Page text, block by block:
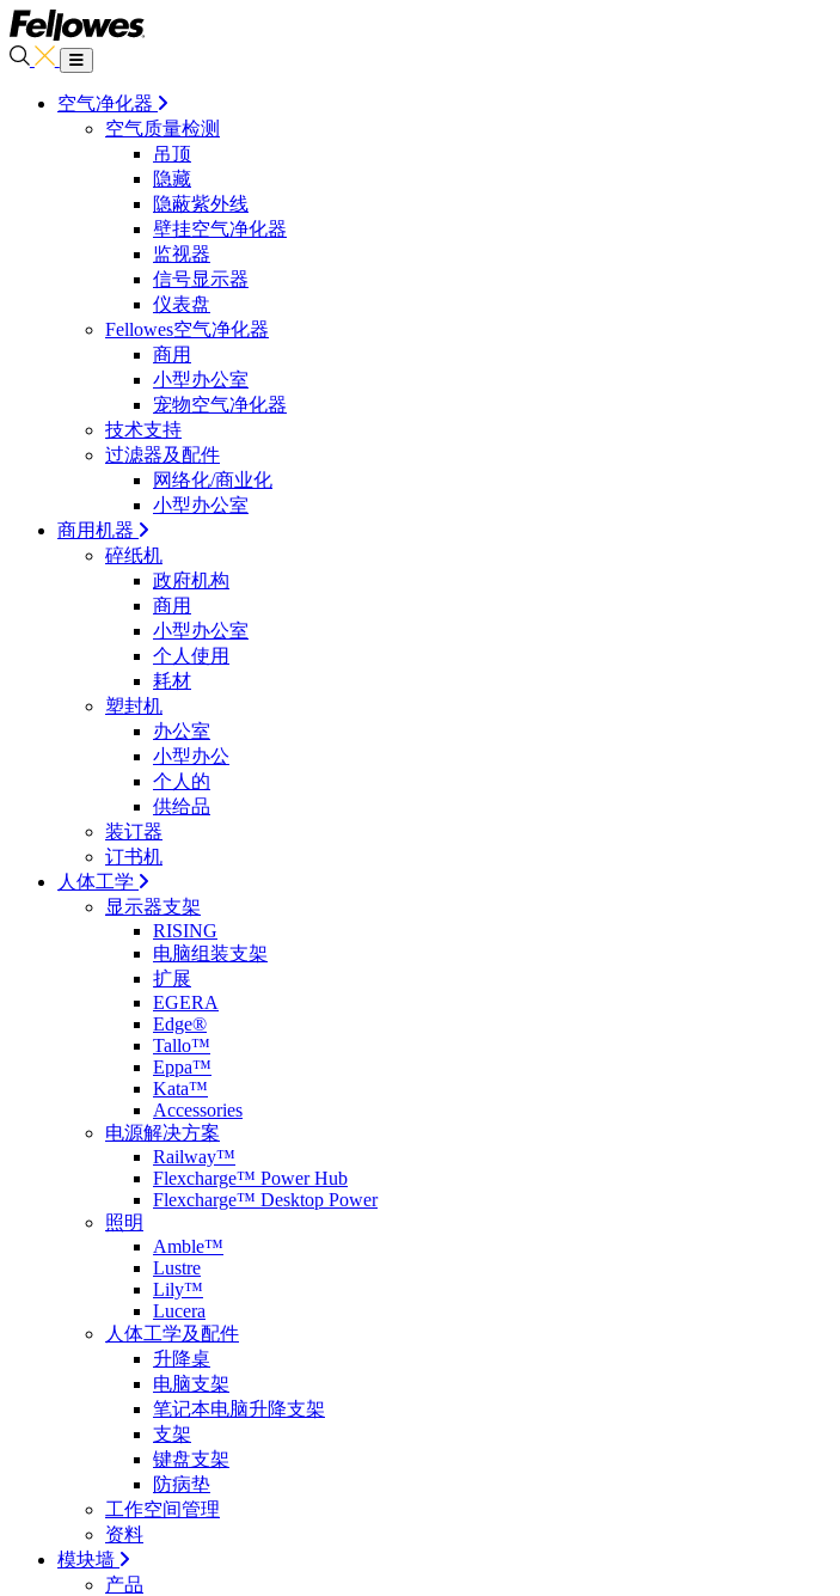
空气净化器
空气质量检测
吊顶
隐藏
隐蔽紫外线
壁挂空气净化器
监视器
信号显示器
仪表盘
Fellowes空气净化器
商用
小型办公室
宠物空气净化器
技术支持
过滤器及配件
网络化/商业化
小型办公室
商用机器
碎纸机
政府机构
商用
小型办公室
个人使用
耗材
塑封机
办公室
小型办公
个人的
供给品
装订器
订书机
人体工学
显示器支架
RISING
电脑组装支架
扩展
EGERA
Edge®
Tallo™
Eppa™
Kata™
Accessories
电源解决方案
Railway™
Flexcharge™ Power Hub
Flexcharge™ Desktop Power
照明
Amble™
Lustre
Lily™
Lucera
人体工学及配件
升降桌
电脑支架
笔记本电脑升降支架
支架
键盘支架
防病垫
工作空间管理
资料
模块墙
产品